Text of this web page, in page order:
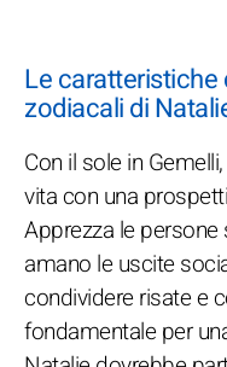
Le caratteristiche
zodiacali di
Con il sole in
vita con una
Apprezza le
amano le uscite
condividere risate e
fondamentale per